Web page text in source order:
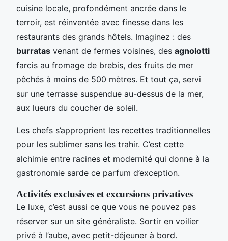
cuisine locale, profondément ancrée dans le
terroir, est réinventée avec finesse dans les
restaurants des grands hôtels. Imaginez : des
burratas venant de fermes voisines, des agnolotti
farcis au fromage de brebis, des fruits de mer
pêchés à moins de 500 mètres. Et tout ça, servi
sur une terrasse suspendue au-dessus de la mer,
aux lueurs du coucher de soleil.
Les chefs s’approprient les recettes traditionnelles
pour les sublimer sans les trahir. C’est cette
alchimie entre racines et modernité qui donne à la
gastronomie sarde ce parfum d’exception.
Activités exclusives et excursions privatives
Le luxe, c’est aussi ce que vous ne pouvez pas
réserver sur un site généraliste. Sortir en voilier
privé à l’aube, avec petit-déjeuner à bord.